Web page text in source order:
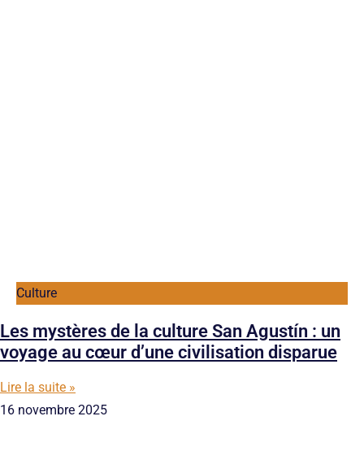
Culture
Les mystères de la culture San Agustín : un
voyage au cœur d’une civilisation disparue
Lire la suite »
16 novembre 2025